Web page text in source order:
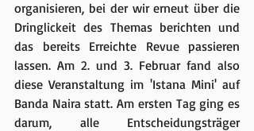
organisieren, bei der wir erneut über die
Dringlickeit des Themas berichten und
das bereits Erreichte Revue passieren
lassen. Am 2. und 3. Februar fand also
diese Veranstaltung im 'Istana Mini' auf
Banda Naira statt. Am ersten Tag ging es
darum, alle Entscheidungsträger